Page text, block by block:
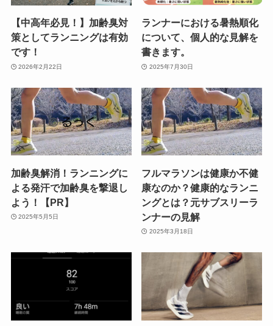
【中高年必見！】加齢臭対
策としてランニングは有効
です！
2026年2月22日
ランナーにおける暑熱順化
について、個人的な見解を
書きます。
2025年7月30日
加齢臭解消！ランニングに
よる発汗で加齢臭を撃退し
よう！【PR】
2025年5月5日
フルマラソンは健康か不健
康なのか？健康的なランニ
ングとは？元サブスリーラ
ンナーの見解
2025年3月18日